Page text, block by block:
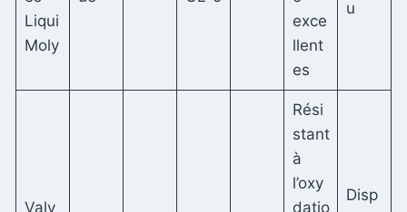
Liqui
Moly
exce
llent
es
u
Valv
Rési
stant
à
l’oxy
datio
Disp